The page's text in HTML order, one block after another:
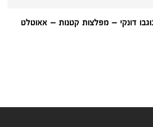
דונקי – מפלצות קטנות – אאוטלט
הלקוחות